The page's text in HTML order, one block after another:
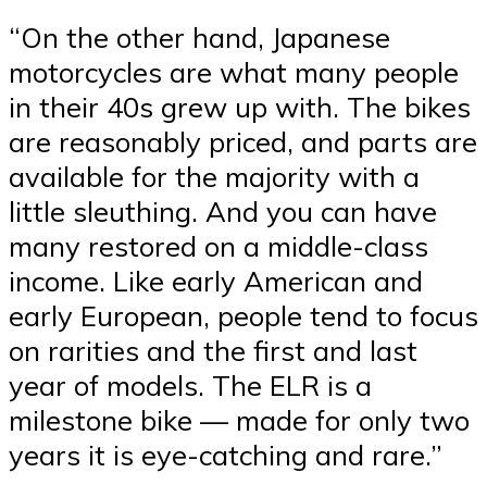
“On the other hand, Japanese
motorcycles are what many people
in their 40s grew up with. The bikes
are reasonably priced, and parts are
available for the majority with a
little sleuthing. And you can have
many restored on a middle-class
income. Like early American and
early European, people tend to focus
on rarities and the first and last
year of models. The ELR is a
milestone bike — made for only two
years it is eye-catching and rare.”